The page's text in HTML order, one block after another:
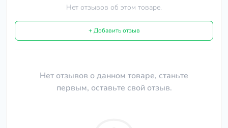
Нет отзывов об этом товаре.
+ Добавить отзыв
Нет отзывов о данном товаре, станьте
первым, оставьте свой отзыв.